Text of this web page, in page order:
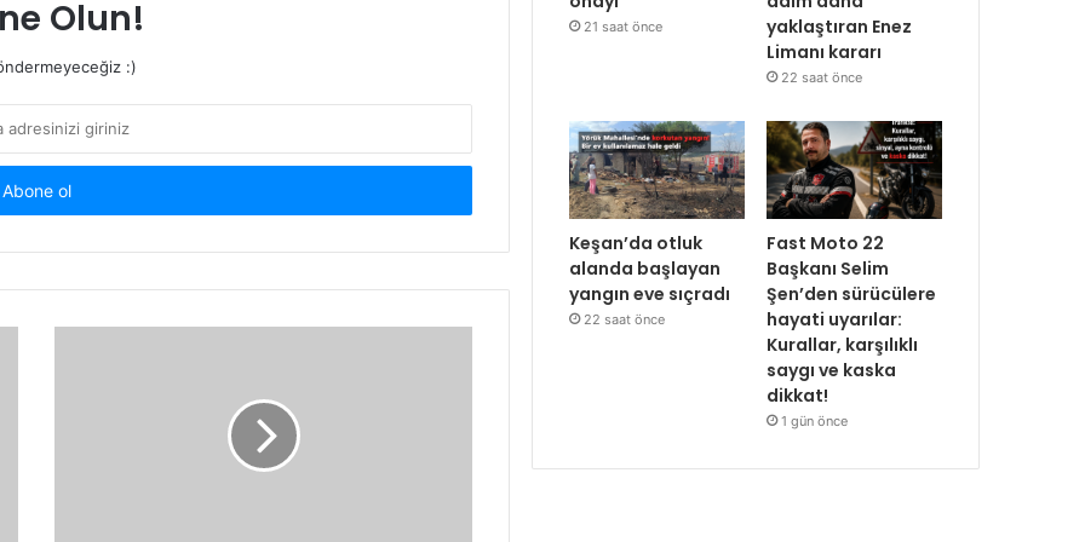
Olun!
:)
21 saat önce
yaklaştıran Enez
Limanı kararı
22 saat önce
Keşan’da otluk
alanda başlayan
yangın eve sıçradı
22 saat önce
Fast Moto 22
Başkanı Selim
Şen’den sürücülere
hayati uyarılar:
Kurallar, karşılıklı
saygı ve kaska
dikkat!
1 gün önce